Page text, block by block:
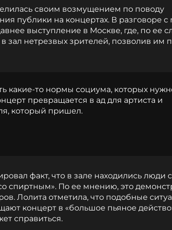
своим возмущением по поводу
публики на концертах. В разговоре с
выступление в Москве, где, по ее
зал нетрезвых зрителей, позволив им
какие-то нормы социума, которых
превращается в ад для артиста и
который пришел.
факт, что в зале находились люди с
спиртным». По ее мнению, это
Лолита отметила, что подобные
концерт в «большое пьяное
справиться.